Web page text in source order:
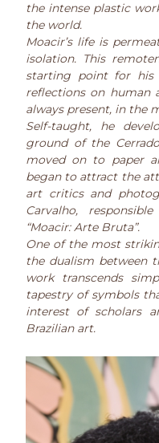
the intense plastic
the world.
Moacir’s life is
isolation. This
starting point for his
reflections on human
always present, in the
Self-taught, he
ground of the
moved on to paper
began to attract the
art critics and
Carvalho,
“Moacir: Arte Bruta”.
One of the most
the dualism between
work transcends
tapestry of symbols
interest of scholars
Brazilian art.